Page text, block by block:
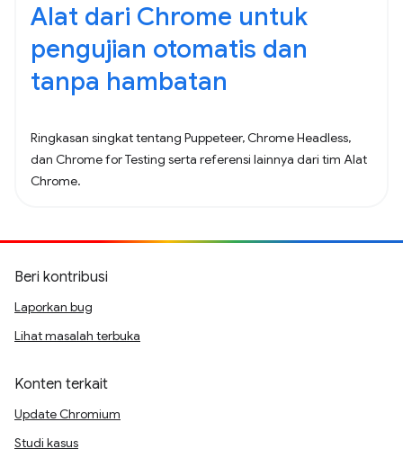
Alat dari Chrome untuk
pengujian otomatis dan
tanpa hambatan
Ringkasan singkat tentang Puppeteer, Chrome Headless,
dan Chrome for Testing serta referensi lainnya dari tim Alat
Chrome.
Beri kontribusi
Laporkan bug
Lihat masalah terbuka
Konten terkait
Update Chromium
Studi kasus